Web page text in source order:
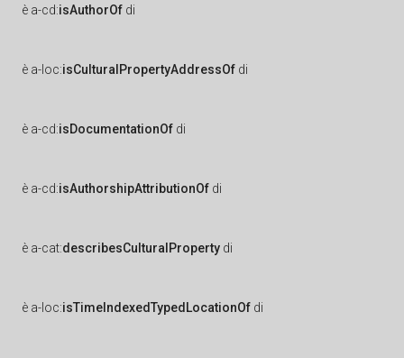
è a-cd:isAuthorOf di
è a-loc:isCulturalPropertyAddressOf di
è a-cd:isDocumentationOf di
è a-cd:isAuthorshipAttributionOf di
è a-cat:describesCulturalProperty di
è a-loc:isTimeIndexedTypedLocationOf di